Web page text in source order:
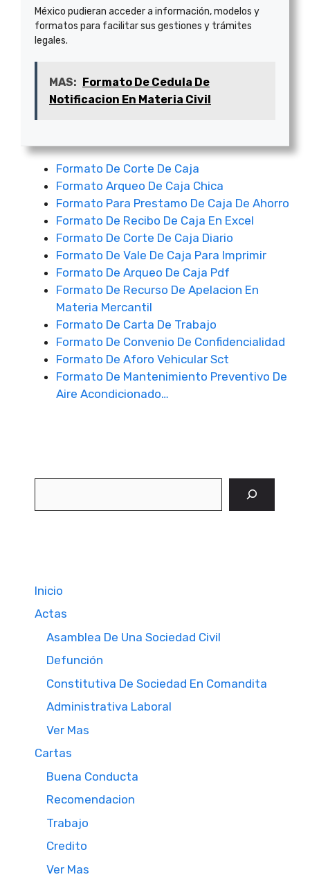
México pudieran acceder a información, modelos y
formatos para facilitar sus gestiones y trámites
legales.
MAS: Formato De Cedula De
Notificacion En Materia Civil
Formato De Corte De Caja
Formato Arqueo De Caja Chica
Formato Para Prestamo De Caja De Ahorro
Formato De Recibo De Caja En Excel
Formato De Corte De Caja Diario
Formato De Vale De Caja Para Imprimir
Formato De Arqueo De Caja Pdf
Formato De Recurso De Apelacion En
Materia Mercantil
Formato De Carta De Trabajo
Formato De Convenio De Confidencialidad
Formato De Aforo Vehicular Sct
Formato De Mantenimiento Preventivo De
Aire Acondicionado…
Inicio
Actas
Asamblea De Una Sociedad Civil
Defunción
Constitutiva De Sociedad En Comandita
Administrativa Laboral
Ver Mas
Cartas
Buena Conducta
Recomendacion
Trabajo
Credito
Ver Mas